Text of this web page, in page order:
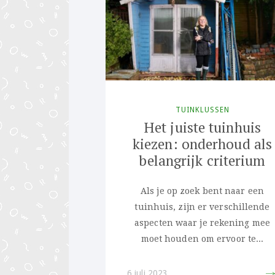
TUINKLUSSEN
Het juiste tuinhuis
kiezen: onderhoud als
belangrijk criterium
Als je op zoek bent naar een
tuinhuis, zijn er verschillende
aspecten waar je rekening mee
moet houden om ervoor te...
6 juli 2023